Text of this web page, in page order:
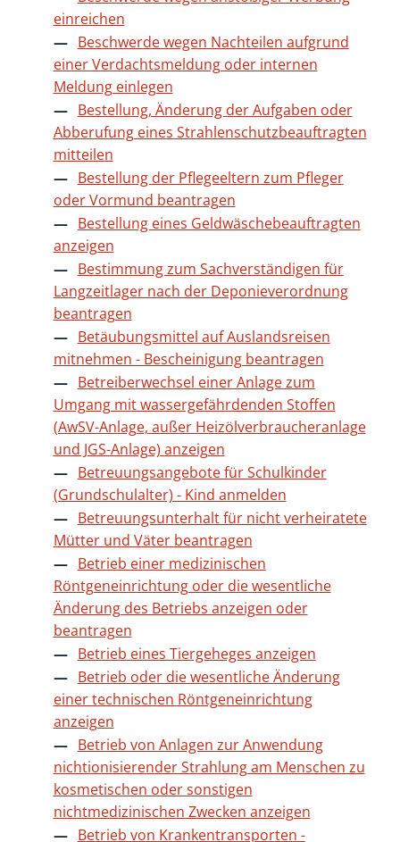
einreichen
Beschwerde wegen Nachteilen aufgrund
einer Verdachtsmeldung oder internen
Meldung einlegen
Bestellung, Änderung der Aufgaben oder
Abberufung eines Strahlenschutzbeauftragten
mitteilen
Bestellung der Pflegeeltern zum Pfleger
oder Vormund beantragen
Bestellung eines Geldwäschebeauftragten
anzeigen
Bestimmung zum Sachverständigen für
Langzeitlager nach der Deponieverordnung
beantragen
Betäubungsmittel auf Auslandsreisen
mitnehmen - Bescheinigung beantragen
Betreiberwechsel einer Anlage zum
Umgang mit wassergefährdenden Stoffen
(AwSV-Anlage, außer Heizölverbraucheranlage
und JGS-Anlage) anzeigen
Betreuungsangebote für Schulkinder
(Grundschulalter) - Kind anmelden
Betreuungsunterhalt für nicht verheiratete
Mütter und Väter beantragen
Betrieb einer medizinischen
Röntgeneinrichtung oder die wesentliche
Änderung des Betriebs anzeigen oder
beantragen
Betrieb eines Tiergeheges anzeigen
Betrieb oder die wesentliche Änderung
einer technischen Röntgeneinrichtung
anzeigen
Betrieb von Anlagen zur Anwendung
nichtionisierender Strahlung am Menschen zu
kosmetischen oder sonstigen
nichtmedizinischen Zwecken anzeigen
Betrieb von Krankentransporten -